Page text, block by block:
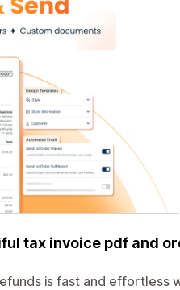
tax invoice pdf and
is fast and effortless